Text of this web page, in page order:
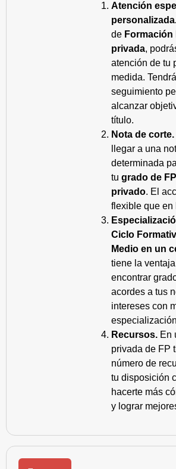
Atención
de Formación
privada,
atención de tu
medida.
seguimiento
alcanzar
título.
Nota de corte.
llegar a una
determinada
tu grado de
privado. El
flexible que en
Ciclo
Medio en un
tiene la
encontrar
acordes a tus
intereses con
Recursos. En
privada de FP
número de
tu disposición
hacerte más
y lograr